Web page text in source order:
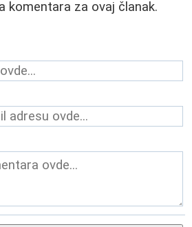
komentara za ovaj članak.